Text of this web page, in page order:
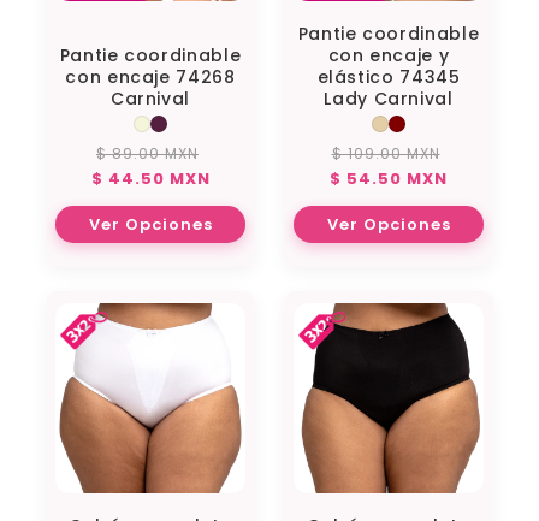
Pantie coordinable
con encaje 74268
Carnival
Precio
$ 89.00 MXN
Precio
oferta
$ 44.50 MXN
Ver Opciones
Pantie coordinable
con encaje y
elástico 74345
Lady Carnival
Precio
$ 109.00 MXN
Precio
oferta
$ 54.50 MXN
Ver Opciones